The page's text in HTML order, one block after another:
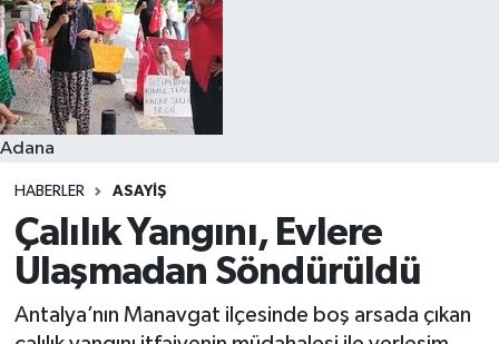
Adana
HABERLER ASAYIŞ
Çalılık Yangını, Evlere
Ulaşmadan Söndürüldü
Antalya’nın Manavgat ilçesinde boş arsada çıkan
Resmi İlanlar